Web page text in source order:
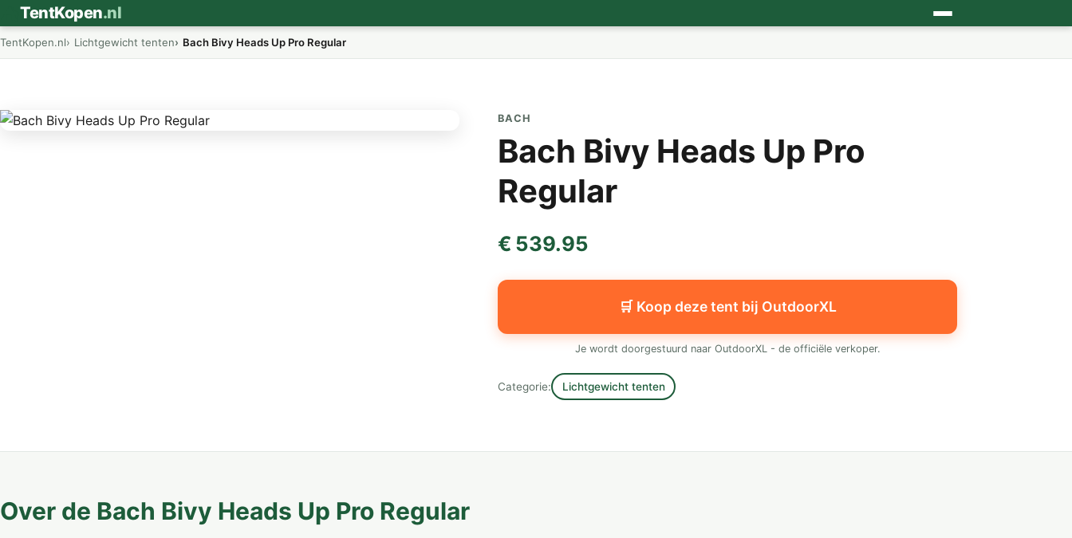
TentKopen.nl
TentKopen.nl Lichtgewicht tenten Bach Bivy Heads Up Pro Regular
BACH
Bach Bivy Heads Up Pro
Regular
€ 539.95
🛒 Koop deze tent bij OutdoorXL
Je wordt doorgestuurd naar OutdoorXL - de officiële verkoper.
Categorie: Lichtgewicht tenten
Over de Bach Bivy Heads Up Pro Regular